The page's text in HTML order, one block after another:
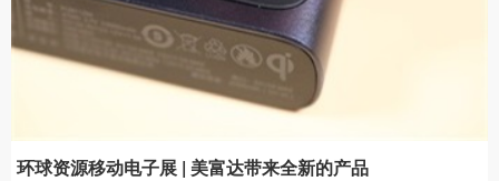
环球资源移动电子展 | 美富达带来全新的产品